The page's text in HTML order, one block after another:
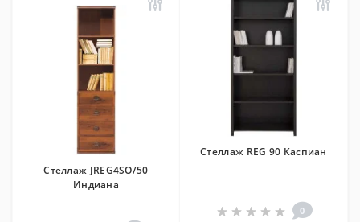
Стеллаж JREG4SO/50
Индиана
Стеллаж REG 90 Каспиан
0